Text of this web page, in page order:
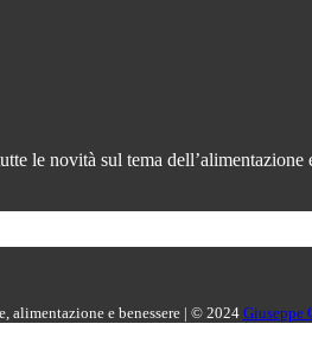
le novità sul tema dell’alimentazione
alimentazione e benessere | © 2024 Giuseppe